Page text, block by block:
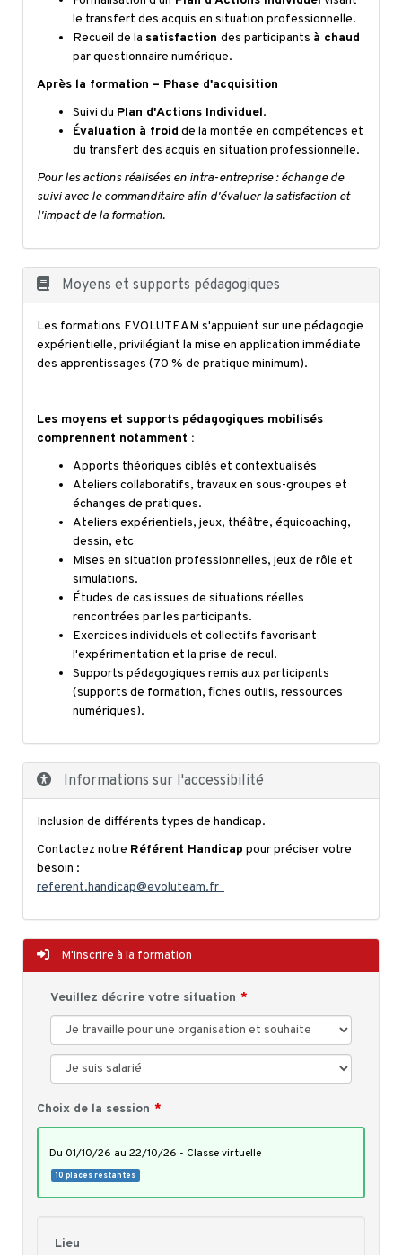
le transfert des acquis en situation professionnelle.
Recueil de la satisfaction des participants à chaud
par questionnaire numérique.
Après la formation – Phase d'acquisition
Suivi du Plan d'Actions Individuel.
Évaluation à froid de la montée en compétences et
du transfert des acquis en situation professionnelle.
Pour les actions réalisées en intra-entreprise : échange de
suivi avec le commanditaire afin d'évaluer la satisfaction et
l'impact de la formation.
Moyens et supports pédagogiques
Les formations EVOLUTEAM s'appuient sur une pédagogie
expérientielle, privilégiant la mise en application immédiate
des apprentissages (70 % de pratique minimum).
Les moyens et supports pédagogiques mobilisés
comprennent notamment :
Apports théoriques ciblés et contextualisés
Ateliers collaboratifs, travaux en sous-groupes et
échanges de pratiques.
Ateliers expérientiels, jeux, théâtre, équicoaching,
dessin, etc
Mises en situation professionnelles, jeux de rôle et
simulations.
Études de cas issues de situations réelles
rencontrées par les participants.
Exercices individuels et collectifs favorisant
l'expérimentation et la prise de recul.
Supports pédagogiques remis aux participants
(supports de formation, fiches outils, ressources
numériques).
Informations sur l'accessibilité
Inclusion de différents types de handicap.
Contactez notre Référent Handicap pour préciser votre
besoin :
referent.handicap@evoluteam.fr
M'inscrire à la formation
Veuillez décrire votre situation
Choix de la session
du 01/10/26 au 22/10/26 - Classe virtuelle
10 places restantes
Lieu